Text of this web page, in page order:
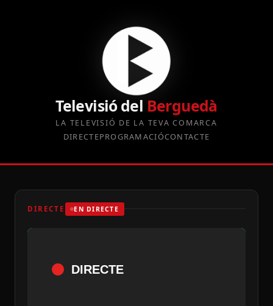
Televisió del Berguedà
LA TELEVISIÓ DE LA TEVA COMARCA
DIRECTEPROGRAMACIÓCONTACTE
DIRECTE EN DIRECTE
DIRECTE